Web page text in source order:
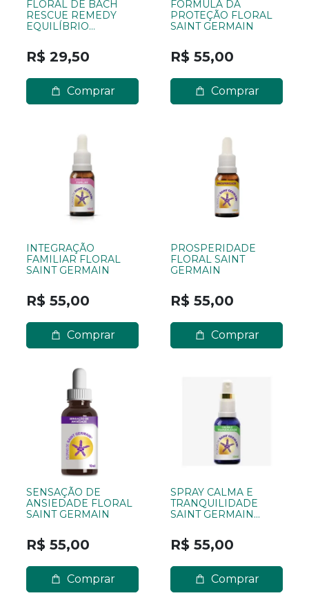
FLORAL DE BACH
RESCUE REMEDY
EQUILÍBRIO
R$ 29,50
Comprar
FORMULA DA
PROTEÇÃO FLORAL
SAINT GERMAIN
R$ 55,00
Comprar
INTEGRAÇÃO
FAMILIAR FLORAL
SAINT GERMAIN
R$ 55,00
Comprar
PROSPERIDADE
FLORAL SAINT
GERMAIN
R$ 55,00
Comprar
SENSAÇÃO DE
ANSIEDADE FLORAL
SAINT GERMAIN
R$ 55,00
Comprar
SPRAY CALMA E
TRANQUILIDADE
SAINT GERMAIN
R$ 55,00
Comprar